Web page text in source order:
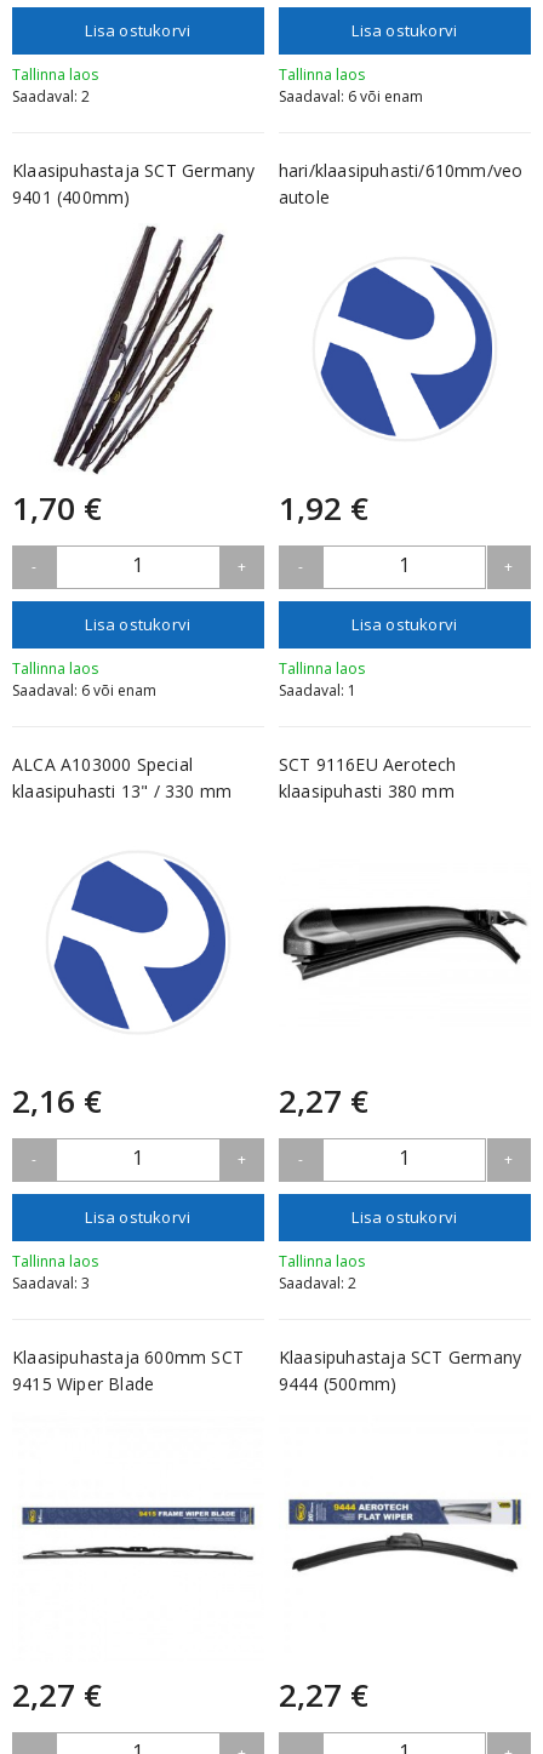
Lisa ostukorvi
Tallinna laos
Saadaval: 2
Lisa ostukorvi
Tallinna laos
Saadaval: 6 või enam
Klaasipuhastaja SCT Germany
9401 (400mm)
1,70 €
- 1 +
Lisa ostukorvi
Tallinna laos
Saadaval: 6 või enam
hari/klaasipuhasti/610mm/veo
autole
1,92 €
- 1 +
Lisa ostukorvi
Tallinna laos
Saadaval: 1
ALCA A103000 Special
klaasipuhasti 13" / 330 mm
2,16 €
- 1 +
Lisa ostukorvi
Tallinna laos
Saadaval: 3
SCT 9116EU Aerotech
klaasipuhasti 380 mm
2,27 €
- 1 +
Lisa ostukorvi
Tallinna laos
Saadaval: 2
Klaasipuhastaja 600mm SCT
9415 Wiper Blade
2,27 €
Klaasipuhastaja SCT Germany
9444 (500mm)
2,27 €